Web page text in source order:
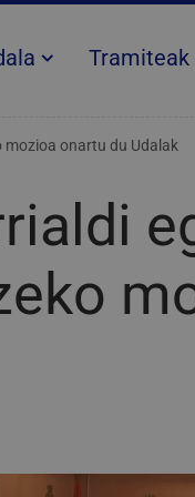
Tramiteak
mozioa onartu du Udalak